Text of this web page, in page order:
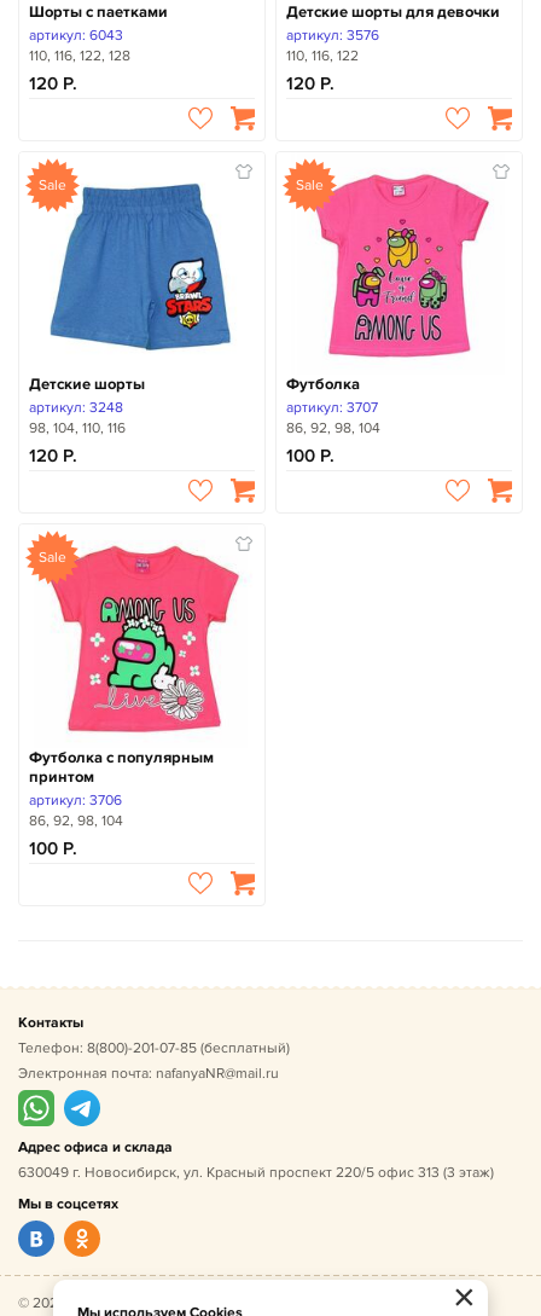
Шорты с паетками
артикул: 6043
110, 116, 122, 128
120
Детские шорты для девочки
артикул: 3576
110, 116, 122
120
Sale
Детские шорты
артикул: 3248
98, 104, 110, 116
120
Sale
Футболка
артикул: 3707
86, 92, 98, 104
100
Sale
Футболка с популярным
принтом
артикул: 3706
86, 92, 98, 104
100
Контакты
Телефон: 8(800)-201-07-85 (бесплатный)
Электронная почта: nafanyaNR@mail.ru
Адрес офиса и склада
630049 г. Новосибирск, ул. Красный проспект 220/5 офис 313 (3 этаж)
Мы в соцсетях
© 2026 Нафаня — оптовые поставки детской одежды по
×